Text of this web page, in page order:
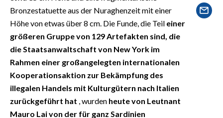
NECROLOGI
PUBBLICITÀ
SPIAGGE
STORE
Bronzestatuette aus der Nuraghenzeit mit einer
Höhe von etwas über 8 cm. Die Funde, die Teil einer
größeren Gruppe von 129 Artefakten sind, die
die Staatsanwaltschaft von New York im
Rahmen einer großangelegten internationalen
Kooperationsaktion zur Bekämpfung des
illegalen Handels mit Kulturgütern nach Italien
zurückgeführt hat , wurden heute von Leutnant
Mauro Lai von der für ganz Sardinien